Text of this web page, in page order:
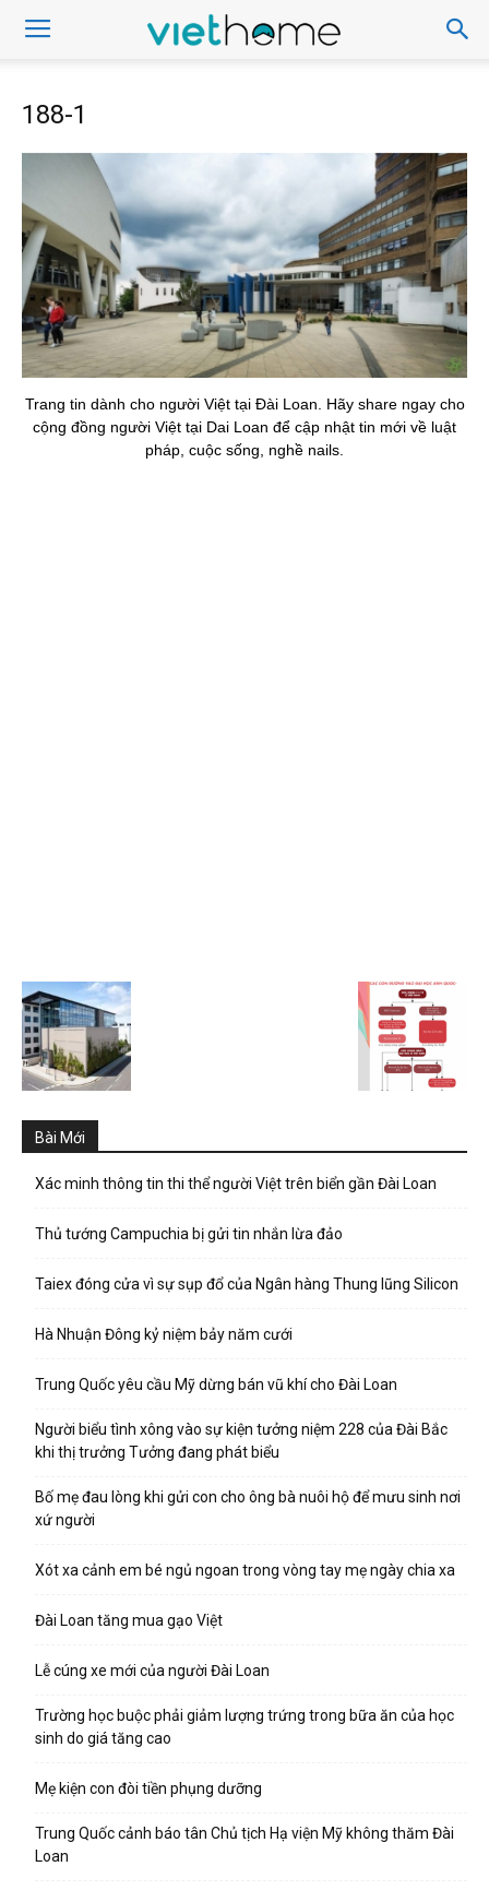
188-1
Trang tin dành cho người Việt tại Đài Loan. Hãy share ngay cho
cộng đồng người Việt tại Dai Loan để cập nhật tin mới về luật
pháp, cuộc sống, nghề nails.
Bài Mới
Xác minh thông tin thi thể người Việt trên biển gần Đài Loan
Thủ tướng Campuchia bị gửi tin nhắn lừa đảo
Taiex đóng cửa vì sự sụp đổ của Ngân hàng Thung lũng Silicon
Hà Nhuận Đông kỷ niệm bảy năm cưới
Trung Quốc yêu cầu Mỹ dừng bán vũ khí cho Đài Loan
Người biểu tình xông vào sự kiện tưởng niệm 228 của Đài Bắc
khi thị trưởng Tưởng đang phát biểu
Bố mẹ đau lòng khi gửi con cho ông bà nuôi hộ để mưu sinh nơi
xứ người
Xót xa cảnh em bé ngủ ngoan trong vòng tay mẹ ngày chia xa
Đài Loan tăng mua gạo Việt
Lễ cúng xe mới của người Đài Loan
Trường học buộc phải giảm lượng trứng trong bữa ăn của học
sinh do giá tăng cao
Mẹ kiện con đòi tiền phụng dưỡng
Trung Quốc cảnh báo tân Chủ tịch Hạ viện Mỹ không thăm Đài
Loan